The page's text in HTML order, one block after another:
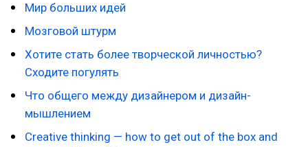
Мир больших идей
Мозговой штурм
Хотите стать более творческой личностью?
Сходите погулять
Что общего между дизайнером и дизайн-
мышлением
Creative thinking — how to get out of the box and